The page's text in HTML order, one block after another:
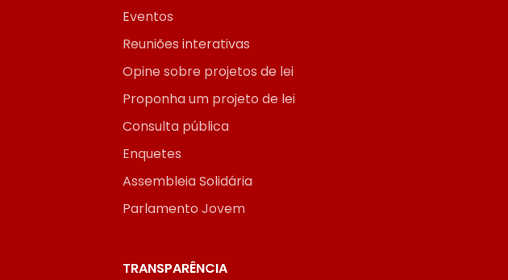
Eventos
Reuniões interativas
Opine sobre projetos de lei
Proponha um projeto de lei
Consulta pública
Enquetes
Assembleia Solidária
Parlamento Jovem
TRANSPARÊNCIA